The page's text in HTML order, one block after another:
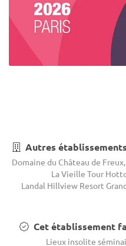
Autres
Domaine du Château de
La Vieille Tour
Landal Hillview Resort
Cet établissement
Lieux insolite